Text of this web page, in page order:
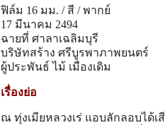
ฟิล์ม 16 มม. / สี / พากย์
17 มีนาคม 2494
ฉายที่ ศาลาเฉลิมบุรี
บริษัทสร้าง ศรีบูรพาภาพยนตร์
ผู้ประพันธ์ ไม้ เมืองเดิม
เรื่องย่อ
ณ ทุ่งเมียหลวงเร่ แอบลักลอบได้